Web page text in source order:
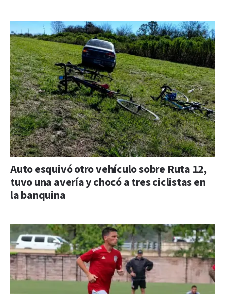
Auto esquivó otro vehículo sobre Ruta 12,
tuvo una avería y chocó a tres ciclistas en
la banquina